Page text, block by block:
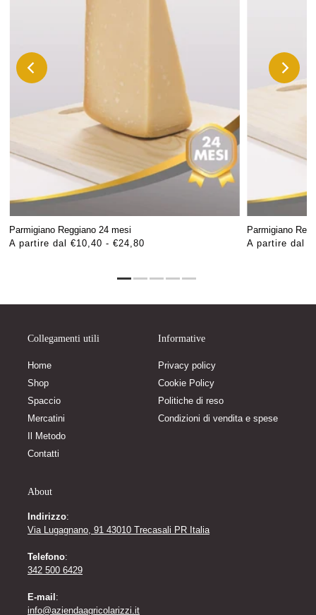
Parmigiano Reggiano 24 mesi
A partire dal €10,40 - €24,80
Parmigiano
A partire dal
Collegamenti utili
Home
Shop
Spaccio
Mercatini
Il Metodo
Contatti
Informative
Privacy policy
Cookie Policy
Politiche di reso
Condizioni di vendita e spese
About
Indirizzo:
Via Lugagnano, 91 43010 Trecasali PR Italia
Telefono:
342 500 6429
E-mail :
info@aziendaagricolarizzi.it